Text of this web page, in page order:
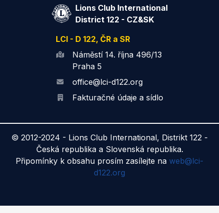
Lions Club International
District 122 - CZ&SK
LCI - D 122, ČR a SR
Náměstí 14. října 496/13
Praha 5
office@lci-d122.org
Fakturačné údaje a sídlo
© 2012-2024 - Lions Club International, Distrikt 122 -
Česká republika a Slovenská republika.
Připomínky k obsahu prosím zasílejte na web@lci-
d122.org